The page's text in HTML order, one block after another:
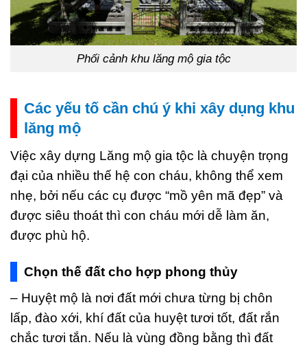
Phối cảnh khu lăng mộ gia tộc
Các yếu tố cần chú ý khi xây dụng khu
lăng mộ
Việc xây dựng Lăng mộ gia tộc là chuyện trọng
đại của nhiều thế hệ con cháu, không thể xem
nhẹ, bởi nếu các cụ được “mồ yên mã đẹp” và
được siêu thoát thì con cháu mới dễ làm ăn,
được phù hộ.
Chọn thế đất cho hợp phong thủy
– Huyệt mộ là nơi đất mới chưa từng bị chôn
lấp, đào xới, khí đất của huyệt tươi tốt, đất rắn
chắc tươi tắn. Nếu là vùng đồng bằng thì đất